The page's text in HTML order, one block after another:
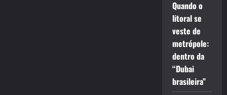
Quando o
litoral se
veste de
metrópole:
dentro da
“Dubai
brasileira”